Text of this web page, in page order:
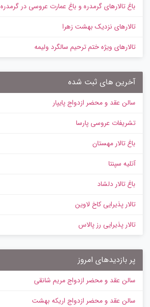
باغ تالارهای گرمدره و باغ عمارت عروسی در گرمدره
تالارهای نزدیک بهشت زهرا
تالارهای ویژه ختم ترحیم سالگرد ولیمه
آخرین های ثبت شده
سالن عقد و محضر ازدواج پایپار
تشریفات عروسی پارسا
باغ تالار مهستان
آتلیه سپنتا
باغ تالار دلشاد
تالار پذیرایی کاخ لاوین
تالار پذیرایی رز پالاس
پر بازدیدهای امروز
سالن عقد و محضر ازدواج مریم شانقی
سالن عقد و محضر ازدواج اریکه بهشت